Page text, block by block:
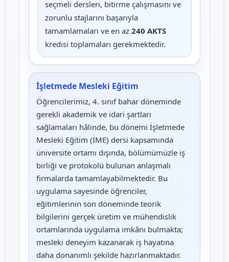
seçmeli dersleri, bitirme çalışmasını ve
zorunlu stajlarını başarıyla
tamamlamaları ve en az 240 AKTS
kredisi toplamaları gerekmektedir.
İşletmede Mesleki Eğitim
Öğrencilerimiz, 4. sınıf bahar döneminde
gerekli akademik ve idari şartları
sağlamaları hâlinde, bu dönemi İşletmede
Mesleki Eğitim (İME) dersi kapsamında
üniversite ortamı dışında, bölümümüzle iş
birliği ve protokolü bulunan anlaşmalı
firmalarda tamamlayabilmektedir. Bu
uygulama sayesinde öğrenciler,
eğitimlerinin son döneminde teorik
bilgilerini gerçek üretim ve mühendislik
ortamlarında uygulama imkânı bulmakta;
mesleki deneyim kazanarak iş hayatına
daha donanımlı şekilde hazırlanmaktadır.